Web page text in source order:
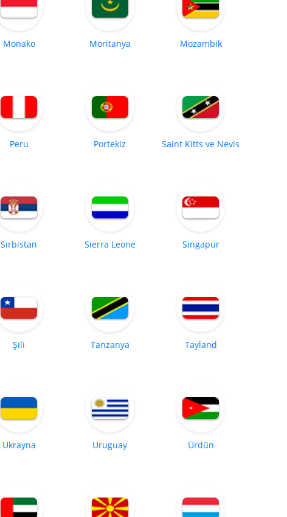
Monako Moritanya Mozambik
Peru Portekiz Saint Kitts ve Nevis
Sırbistan Sierra Leone Singapur
Şili Tanzanya Tayland
Ukrayna Uruguay Ürdün